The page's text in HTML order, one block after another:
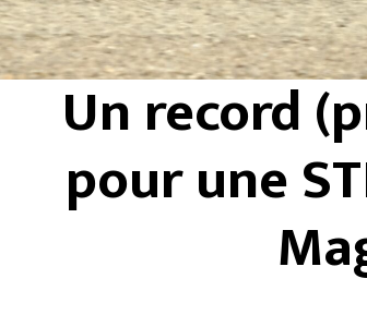
Un record
pour une